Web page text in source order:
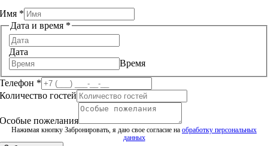
Имя *
Дата и время *
Дата
Время
Телефон *
Количество гостей
Особые пожелания
Нажимая кнопку Забронировать, я даю свое согласие на обработку персональных
данных